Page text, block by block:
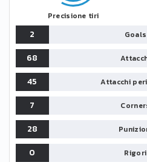
Precisione tiri
2 Goals
68
45
Attacchi
7
28
0
Rigori